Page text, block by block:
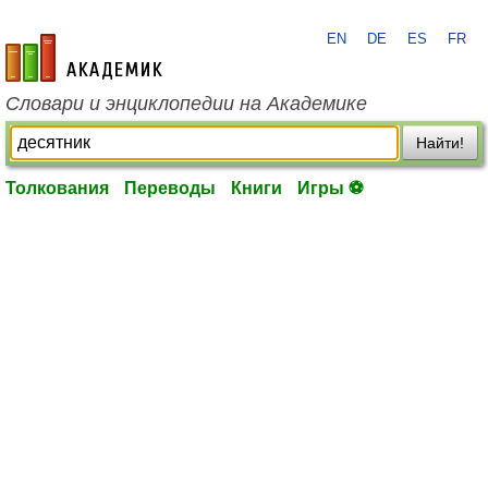
academic.ru
EN DE ES FR
Словари и энциклопедии на Академике
Найти!
Толкования Переводы Книги Игры ⚽